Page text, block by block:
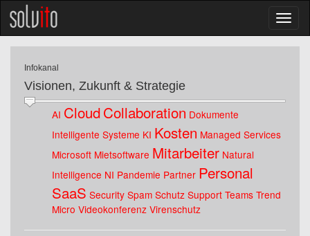
Infokanal
Visionen, Zukunft & Strategie
AI CloudCollaboration Dokumente
Intelligente Systeme KI Kosten Managed Services
Microsoft Mietsoftware Mitarbeiter Natural
Intelligence NI Pandemie Partner Personal
SaaS Security Spam Schutz Support Teams Trend
Micro Videokonferenz Virenschutz